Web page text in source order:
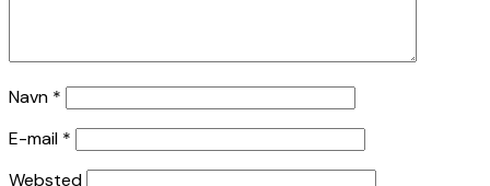
Navn *
E-mail *
Websted